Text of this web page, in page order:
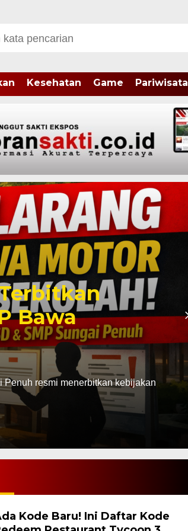
Kesehatan Game Pariwisata
Bawa
resmi menerbitkan kebijakan
Kode Baru! Ini Daftar Kode